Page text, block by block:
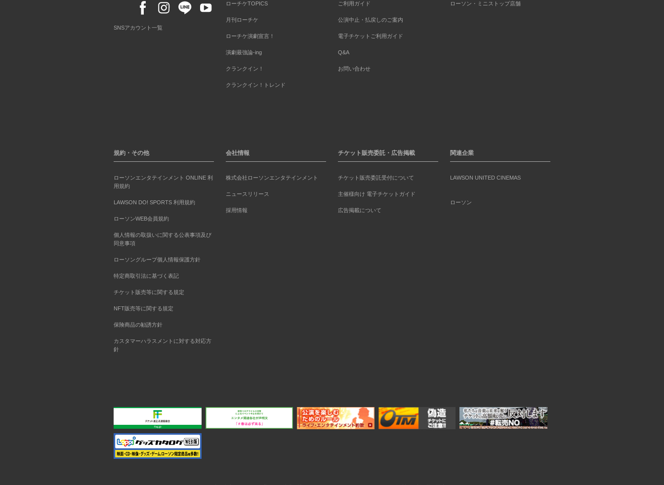
SNSアカウント一覧
ローチケTOPICS
月刊ローチケ
ローチケ演劇宣言！
演劇最強論-ing
クランクイン！
クランクイン！トレンド
ご利用ガイド
公演中止・払戻しのご案内
電子チケットご利用ガイド
Q&A
お問い合わせ
ローソン・ミニストップ店舗
規約・その他
ローソンエンタテインメント ONLINE 利
用規約
LAWSON DO! SPORTS 利用規約
ローソンWEB会員規約
個人情報の取扱いに関する公表事項及び
同意事項
ローソングループ個人情報保護方針
特定商取引法に基づく表記
チケット販売等に関する規定
NFT販売等に関する規定
保険商品の勧誘方針
カスタマーハラスメントに対する対応方
針
会社情報
株式会社ローソンエンタテインメント
ニュースリリース
採用情報
チケット販売委託・広告掲載
チケット販売委託受付について
主催様向け 電子チケットガイド
広告掲載について
関連企業
LAWSON UNITED CINEMAS
ローソン